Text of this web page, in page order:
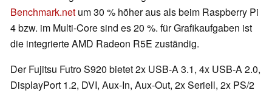
Benchmark.net um 30 % höher aus als beim Raspberry Pi
4 bzw. im Multi-Core sind es 20 %. für Grafikaufgaben ist
die integrierte AMD Radeon R5E zuständig.
Der Fujitsu Futro S920 bietet 2x USB-A 3.1, 4x USB-A 2.0,
DisplayPort 1.2, DVI, Aux-In, Aux-Out, 2x Seriell, 2x PS/2